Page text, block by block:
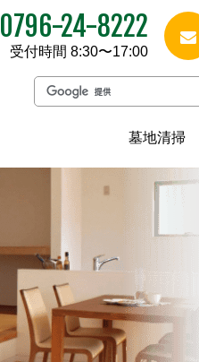
0796-24-8222
受付時間 8:30〜17:00
墓地清掃